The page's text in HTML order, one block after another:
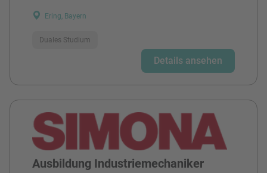
Ering, Bayern
Duales Studium
Details ansehen
Ausbildung Industriemechaniker